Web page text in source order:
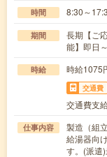
時間 8:30～
期間
長期【ご
能】即日～
時給 時給1075
交通費
交通費支
仕事内容
製造（組
給湯器向
す。(派遣